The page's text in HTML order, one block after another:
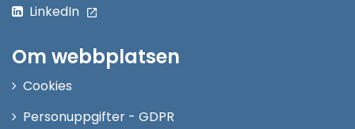
LinkedIn
Om webbplatsen
Cookies
Personuppgifter - GDPR